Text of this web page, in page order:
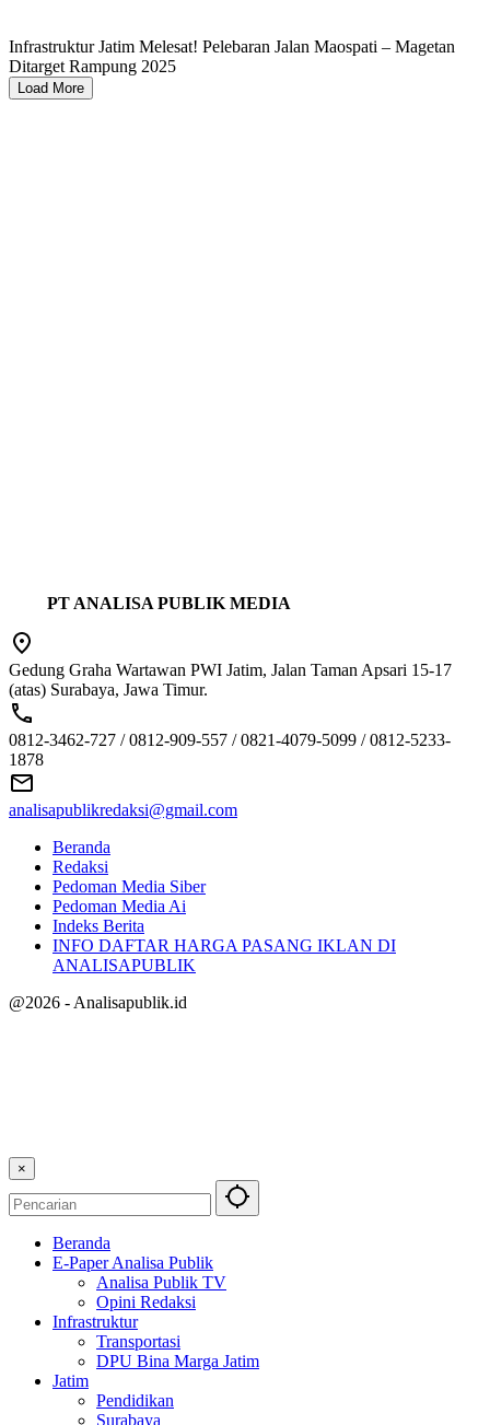
Infrastruktur Jatim Melesat! Pelebaran Jalan Maospati – Magetan
Ditarget Rampung 2025
Load More
PT ANALISA PUBLIK MEDIA
Gedung Graha Wartawan PWI Jatim, Jalan Taman Apsari 15-17
(atas) Surabaya, Jawa Timur.
0812-3462-727 / 0812-909-557 / 0821-4079-5099 / 0812-5233-
1878
analisapublikredaksi@gmail.com
Beranda
Redaksi
Pedoman Media Siber
Pedoman Media Ai
Indeks Berita
INFO DAFTAR HARGA PASANG IKLAN DI
ANALISAPUBLIK
@2026 - Analisapublik.id
×
Beranda
E-Paper Analisa Publik
Analisa Publik TV
Opini Redaksi
Infrastruktur
Transportasi
DPU Bina Marga Jatim
Jatim
Pendidikan
Surabaya